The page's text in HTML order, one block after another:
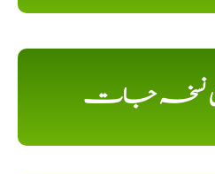
دیسی نسخہ جات